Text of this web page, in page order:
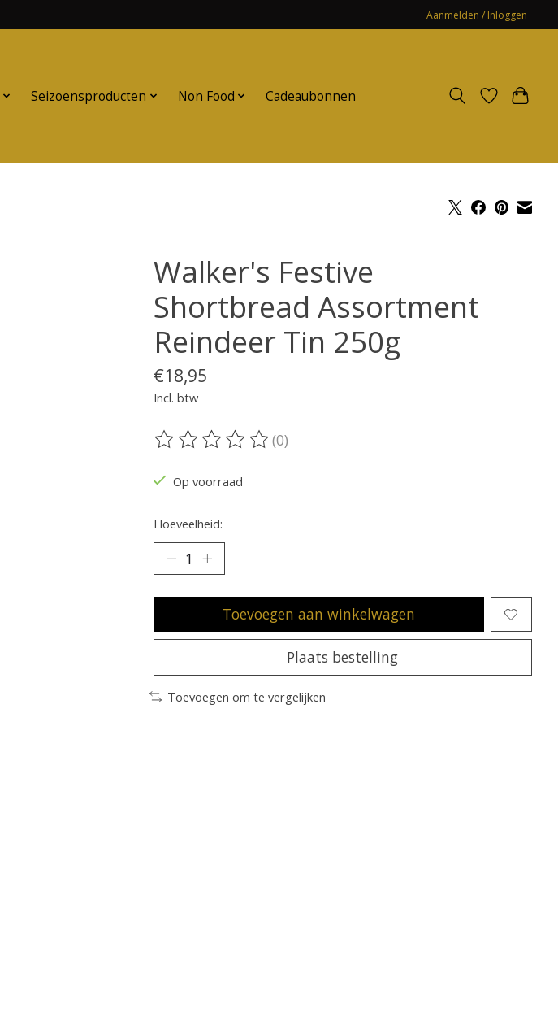
Aanmelden / Inloggen
Seizoensproducten Non Food Cadeaubonnen
Walker's Festive
Shortbread Assortment
Reindeer Tin 250g
€18,95
Incl. btw
De beoordeling van dit product is
(0)
Op voorraad
Hoeveelheid:
Toevoegen aan winkelwagen
Plaats bestelling
Toevoegen om te vergelijken